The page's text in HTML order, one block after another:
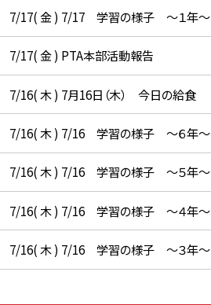
7/17( 金 ) 7/17 学習の様子 ～１年～
7/17( 金 ) PTA本部活動報告
7/16( 木 ) 7月16日（木） 今日の給食
7/16( 木 ) 7/16 学習の様子 ～６年～
7/16( 木 ) 7/16 学習の様子 ～５年～
7/16( 木 ) 7/16 学習の様子 ～４年～
7/16( 木 ) 7/16 学習の様子 ～３年～